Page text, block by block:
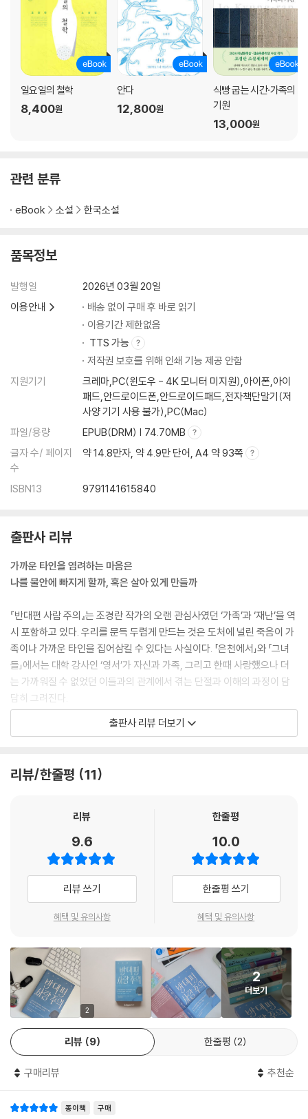
일요일의 철학
8,400원
안다
12,800원
식빵 굽는 시간·가족의
기원
13,000원
관련 분류
eBook 소설 한국소설
품목정보
발행일
2026년 03월 20일
이용안내
배송 없이 구매 후 바로 읽기
이용기간 제한없음
TTS 가능
저작권 보호를 위해 인쇄 기능 제공 안함
지원기기
크레마,PC(윈도우 - 4K 모니터 미지원),아이폰,아이
패드,안드로이드폰,안드로이드패드,전자책단말기(저
사양 기기 사용 불가),PC(Mac)
파일/용량
EPUB(DRM) | 74.70MB
글자 수/ 페이지
수
약 14.8만자, 약 4.9만 단어, A4 약 93쪽
ISBN13 9791141615840
출판사 리뷰
가까운 타인을 염려하는 마음은
나를 불안에 빠지게 할까, 혹은 살아 있게 만들까
『반대편 사람 주의』는 조경란 작가의 오랜 관심사였던 ‘가족’과 ‘재난’을 역
시 포함하고 있다. 우리를 문득 두렵게 만드는 것은 도처에 널린 죽음이 가
족이나 가까운 타인을 집어삼킬 수 있다는 사실이다. 「은천에서」와 「그녀
들」에서는 대학 강사인 ‘영서’가 자신과 가족, 그리고 한때 사랑했으나 더
는 가까워질 수 없었던 이들과의 관계에서 겪는 단절과 이해의 과정이 담
담히 그려진다.
불안정한 현재와 불투명한 미래 앞에서 위축된 삶을 살고 있는 영서가 교
울증을 앓는 어머니를 걱정하며 쉬지 않고 관련 자료를 찾아보지만, 정작
낀 감정은 홀가분함과 자유로움이다.
어머니가 암시한 죽음의 가능성이나 불안과 싸우며 어머니를 찾아다니는
동안 영서의 내면은 노을에 물들듯 조금씩 바뀌어나간다. 어머니를 향한
그런 간절한 염려는 영서를 홀가분하지 못하게 하는 동시에 그녀 자신을
버리지 못하도록 만든 누름돌이 아니었을까. 한때 의지하고 마음을 기울였
지만 영서에게 배신감과 외로움을 안겨준 희미한 관계들도 마찬가지다. 그
것”이었음을, 스스로 타인에게 쏟은 염려와 애착이 간절했다는 증거임을
알게 된다.
한편 「그들」과 「빗방울 하나 마른잎을 두드리네」 「절차」에는 영서가 그랬듯
홀어머니와 단둘이 사는 중년의 대학 강사 ‘종소’가 등장한다. 가르치는 것
을 정말로 좋아하는 종소이지만 그에게 안정적이고 평화로운 교수로서의
삶은 손에 잡히지 않는 신기루다. 반복되는 헛된 기대와 좌절 속에 자신감
수할 마음으로, 그의 아내가 운영하는 카페를 찾는다. 하지만 종소는 화장
주’의 도움을 받으며 복수극은 어이없이 종결된다.
출판사 리뷰 더보기
리뷰/한줄평 11
리뷰
9.6
리뷰 쓰기
혜택 및 유의사항
한줄평
10.0
한줄평 쓰기
혜택 및 유의사항
2
2
더보기
리뷰 9 한줄평 2
구매리뷰 추천순
종이책 구매